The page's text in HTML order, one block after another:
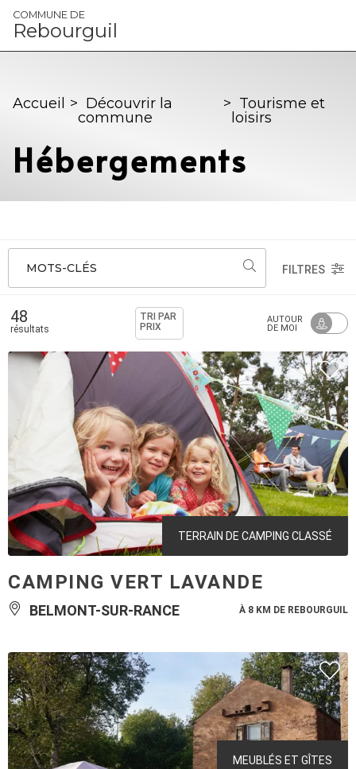
Panneau de gestion des cookies
COMMUNE DE
Rebourguil
Accueil > Découvrir la
commune
> Tourisme et
loisirs
Hébergements
MOTS-CLÉS FILTRES
48
résultats
TRI PAR
PRIX
AUTOUR
DE MOI
TERRAIN DE CAMPING CLASSÉ
CAMPING VERT LAVANDE
BELMONT-SUR-RANCE À 8 KM DE REBOURGUIL
MEUBLÉS ET GÎTES